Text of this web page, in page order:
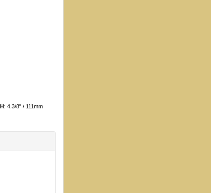
H : 4.3/8" / 111mm